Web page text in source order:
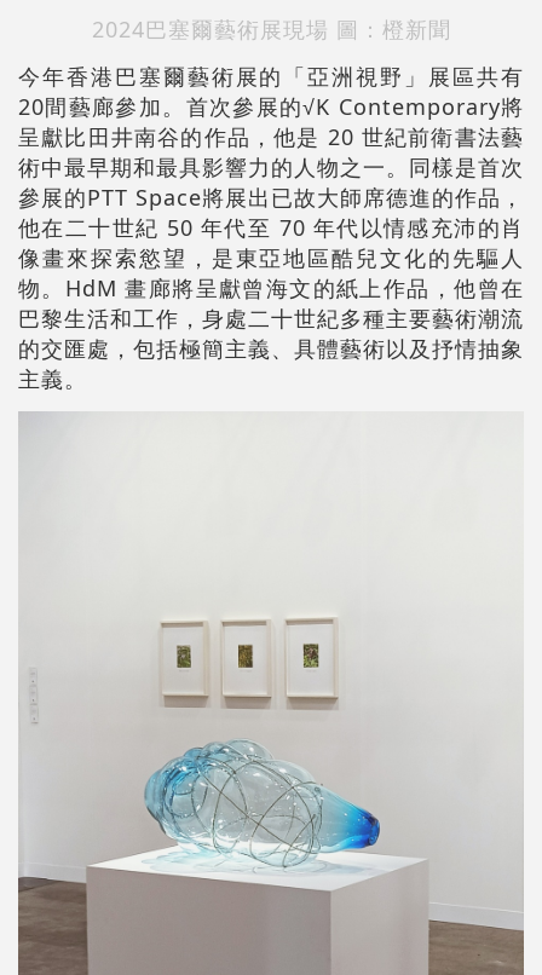
2024巴塞爾藝術展現場 圖：橙新聞
今年香港巴塞爾藝術展的「亞洲視野」展區共有
20間藝廊參加。首次參展的√K Contemporary將
呈獻比田井南谷的作品，他是 20 世紀前衛書法藝
術中最早期和最具影響力的人物之一。同樣是首次
參展的PTT Space將展出已故大師席德進的作品，
他在二十世紀 50 年代至 70 年代以情感充沛的肖
像畫來探索慾望，是東亞地區酷兒文化的先驅人
物。HdM 畫廊將呈獻曾海文的紙上作品，他曾在
巴黎生活和工作，身處二十世紀多種主要藝術潮流
的交匯處，包括極簡主義、具體藝術以及抒情抽象
主義。